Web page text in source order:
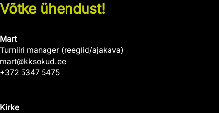
Võtke ühendust!
Mart
Turniiri manager (reeglid/ajakava)
mart@kksokud.ee
+372 5347 5475
Kirke